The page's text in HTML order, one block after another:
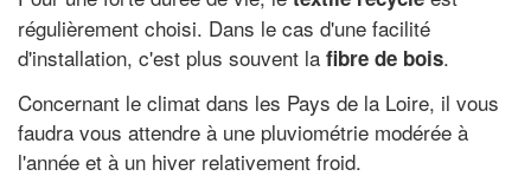
régulièrement choisi. Dans le cas d'une facilité
d'installation, c'est plus souvent la fibre de bois.
Concernant le climat dans les Pays de la Loire, il vous
faudra vous attendre à une pluviométrie modérée à
l'année et à un hiver relativement froid.